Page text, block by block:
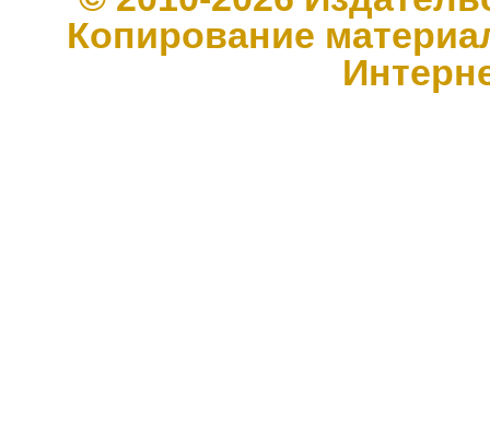
Копирование